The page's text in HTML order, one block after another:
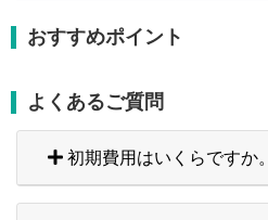
おすすめポイント
よくあるご質問
初期費用はいくらですか。